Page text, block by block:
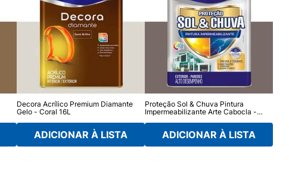
Decora Acrílico Premium Diamante
Gelo - Coral 16L
ADICIONAR À LISTA
Proteção Sol & Chuva Pintura
Impermeabilizante Arte Cabocla -
ADICIONAR À LISTA